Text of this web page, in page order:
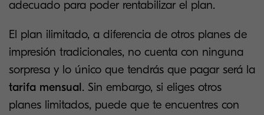
adecuado para poder rentabilizar el plan.
El plan ilimitado, a diferencia de otros planes de
impresión tradicionales, no cuenta con ninguna
sorpresa y lo único que tendrás que pagar será la
tarifa mensual. Sin embargo, si eliges otros
planes limitados, puede que te encuentres con